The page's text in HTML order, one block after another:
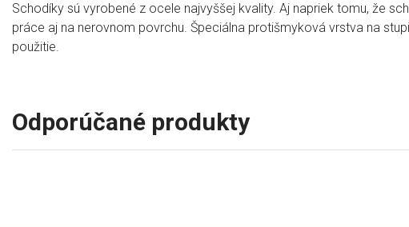
Schodíky sú vyrobené z ocele najvyššej kvality. Aj napriek tomu, že
práce aj na nerovnom povrchu. Špeciálna protišmyková vrstva na
použitie.
Odporúčané produkty